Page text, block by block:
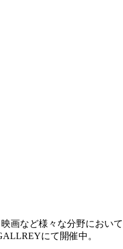
画など様々な分野におい
にて開催中。